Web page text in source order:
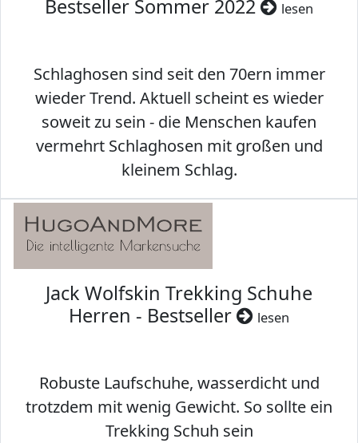
Bestseller Sommer 2022
lesen
Schlaghosen sind seit den 70ern immer
wieder Trend. Aktuell scheint es wieder
soweit zu sein - die Menschen kaufen
vermehrt Schlaghosen mit großen und
kleinem Schlag.
Jack Wolfskin Trekking Schuhe
Herren - Bestseller
lesen
Robuste Laufschuhe, wasserdicht und
trotzdem mit wenig Gewicht. So sollte ein
Trekking Schuh sein